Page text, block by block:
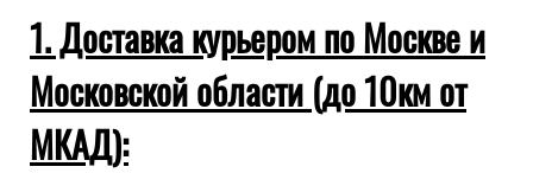
1. Доставка курьером по Москве и
Московской области (до 10км от
МКАД):